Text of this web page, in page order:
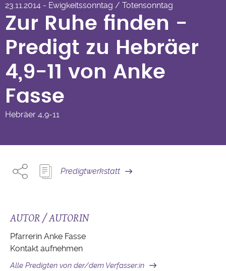
Predigt zu Hebräer
4,9-11 von Anke
Fasse
23.11.2014 - Ewigkeitssonntag / Totensonntag
Zur Ruhe finden -
Predigt zu Hebräer
4,9-11 von Anke
Fasse
Hebräer 4,9-11
Predigtwerkstatt
AUTOR / AUTORIN
Pfarrerin Anke Fasse
Kontakt aufnehmen
Alle Predigten von der/dem Verfasser:in